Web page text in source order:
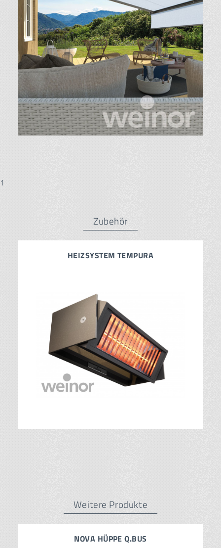
1
Zubehör
HEIZSYSTEM TEMPURA
Weitere Produkte
NOVA HÜPPE Q.BUS